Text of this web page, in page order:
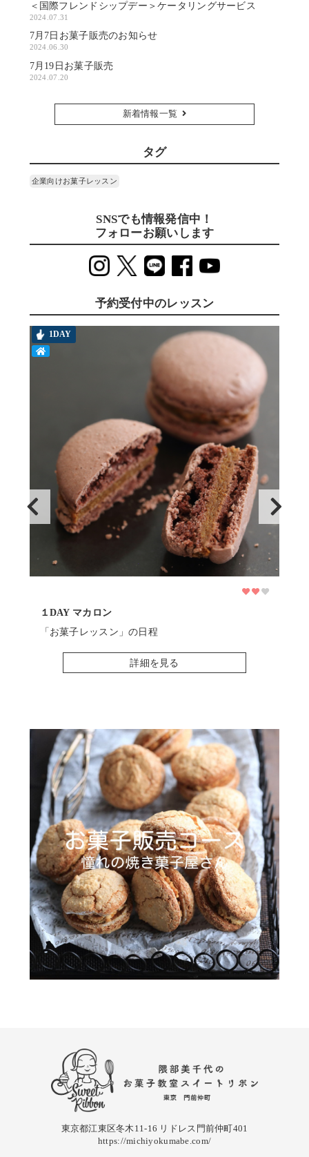
＜国際フレンドシップデー＞ケータリングサービス
2024.07.31
7月7日お菓子販売のお知らせ
2024.06.30
7月19日お菓子販売
2024.07.20
新着情報一覧
タグ
企業向けお菓子レッスン
SNSでも情報発信中！
フォローお願いします
予約受付中のレッスン
1DAY
１DAY マカロン
「お菓子レッスン」の日程
詳細を見る
東京都江東区冬木11-16 リドレス門前仲町401
https://michiyokumabe.com/